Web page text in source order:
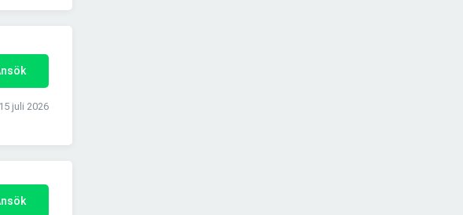
15 juli 2026